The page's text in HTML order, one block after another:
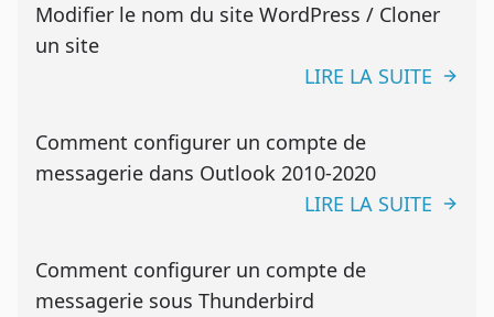
Modifier le nom du site WordPress / Cloner
un site
LIRE LA SUITE
Comment configurer un compte de
messagerie dans Outlook 2010-2020
LIRE LA SUITE
Comment configurer un compte de
messagerie sous Thunderbird